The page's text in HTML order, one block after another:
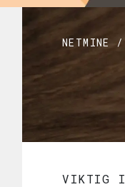
NETMINE /
VIKTIG